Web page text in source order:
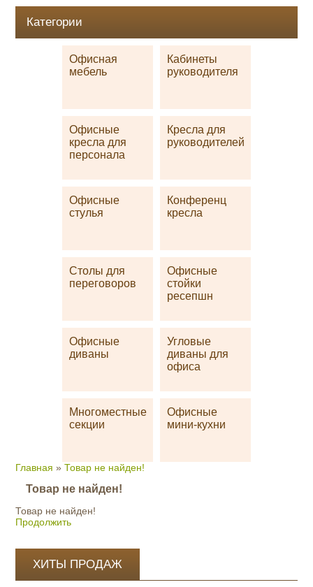
Категории
Офисная
мебель
Кабинеты
руководителя
Офисные
кресла для
персонала
Кресла для
руководителей
Офисные
стулья
Конференц
кресла
Столы для
переговоров
Офисные
стойки
ресепшн
Офисные
диваны
Угловые
диваны для
офиса
Многоместные
секции
Офисные
мини-кухни
Главная » Товар не найден!
Товар не найден!
Товар не найден!
Продолжить
ХИТЫ ПРОДАЖ